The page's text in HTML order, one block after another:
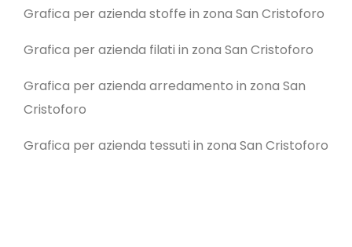
Grafica per azienda stoffe in zona San Cristoforo
Grafica per azienda filati in zona San Cristoforo
Grafica per azienda arredamento in zona San
Cristoforo
Grafica per azienda tessuti in zona San Cristoforo